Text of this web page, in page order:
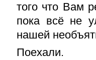
того что Вам
пока всё не
нашей
Поехали.